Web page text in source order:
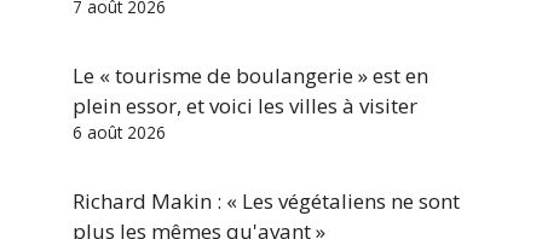
7 août 2026
Le « tourisme de boulangerie » est en
plein essor, et voici les villes à visiter
6 août 2026
Richard Makin : « Les végétaliens ne sont
plus les mêmes qu'avant »